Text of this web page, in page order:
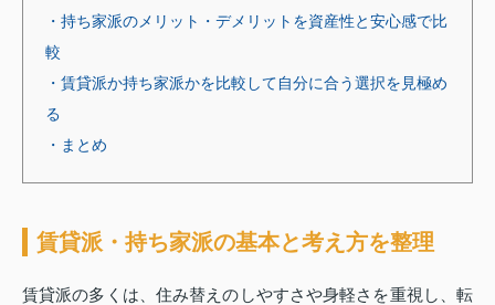
・持ち家派のメリット・デメリットを資産性と安心感で比
較
・賃貸派か持ち家派かを比較して自分に合う選択を見極め
る
・まとめ
賃貸派・持ち家派の基本と考え方を整理
賃貸派の多くは、住み替えのしやすさや身軽さを重視し、転